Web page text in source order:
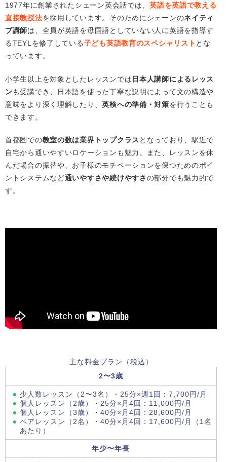
1977年に創業されたシェーン英会話では、英語を英語で教える
直接教授法を採用しています。そのためにシェーンのネイティ
ブ講師は、全員が英語を母国語としていない人に英語を指導す
るTEYLを修了している子ども英語教育のスペシャリスト とな
っています。
小学生以上を対象としたレッスンでは日本人講師によるレッス
ンも受講でき、日本語を使った丁寧な説明によって文の構造や
意味をより深く理解したり、英検への準備・対策を行うことも
できます。
首都圏での教室の数は業界トップクラス となっており、駅近で
自宅から通いやすいロケーションも魅力。また、レッスンを休
んだ場合の振替や、お子様のモチベーションを保つためのポイ
ントシステムなど通いやすさや続けやすさの部分でも魅力的で
す。
主な料金プラン（税込）
2〜3歳
少人数レッスン（2〜3名）・25分×週1回：7,700円/月
個人レッスン（2歳）・25分×月4回：11,000円/月
個人レッスン（3歳）・40分×月4回：28,600円/月
ペアレッスン（2名）・40分×月4回：17,600円/月（1名
あたり）
年少〜年長